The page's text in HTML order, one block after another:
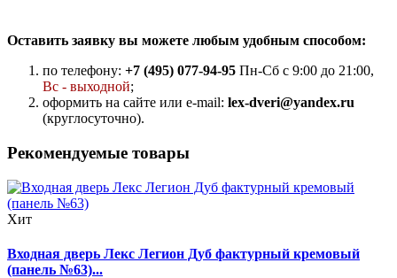
Оставить заявку вы можете любым удобным способом:
по телефону: +7 (495) 077-94-95 Пн-Сб с 9:00 до 21:00,
Вс - выходной;
оформить на сайте или e-mail: lex-dveri@yandex.ru
(круглосуточно).
Рекомендуемые товары
Хит
Входная дверь Лекс Легион Дуб фактурный кремовый
(панель №63)...